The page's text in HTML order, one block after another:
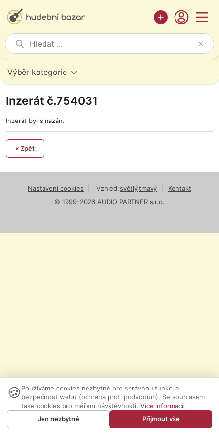
Výběr kategorie
Inzerát č.754031
Inzerát byl smazán.
« Zpět
Nastavení cookies Vzhled:světlýtmavý
Kontakt
© 1999-2026 AUDIO PARTNER s.r.o.
🍪 Používáme cookies nezbytné pro správnou funkci a
bezpečnost webu (ochrana proti podvodům). Se souhlasem
také cookies pro měření návštěvnosti. Více informací
Jen nezbytné
Přijmout vše